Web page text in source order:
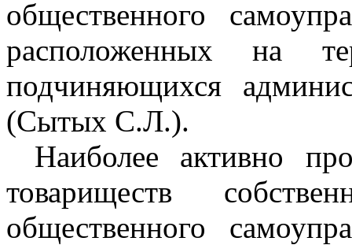
общественного
расположенных на
подчиняющихся
(Сытых С.Л.).
Наиболее активно
товариществ
общественного